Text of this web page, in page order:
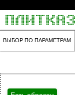
ВЫБОР ПО ПАРАМЕТРАМ